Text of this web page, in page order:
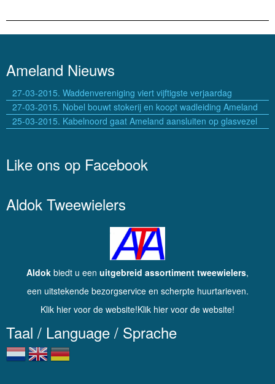
Ameland Nieuws
27-03-2015. Waddenvereniging viert vijftigste verjaardag
27-03-2015. Nobel bouwt stokerij en koopt wadleiding Ameland
25-03-2015. Kabelnoord gaat Ameland aansluiten op glasvezel
Like ons op Facebook
Aldok Tweewielers
Aldok biedt u een uitgebreid assortiment tweewielers,
een uitstekende bezorgservice en scherpte huurtarieven.
Klik hier voor de website!Klik hier voor de website!
Taal / Language / Sprache